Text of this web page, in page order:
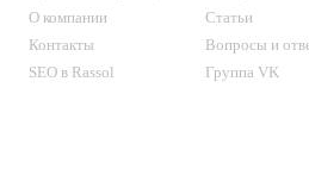
О компании
Контакты
SEO в Rassol
Статьи
Вопросы и
Группа VK